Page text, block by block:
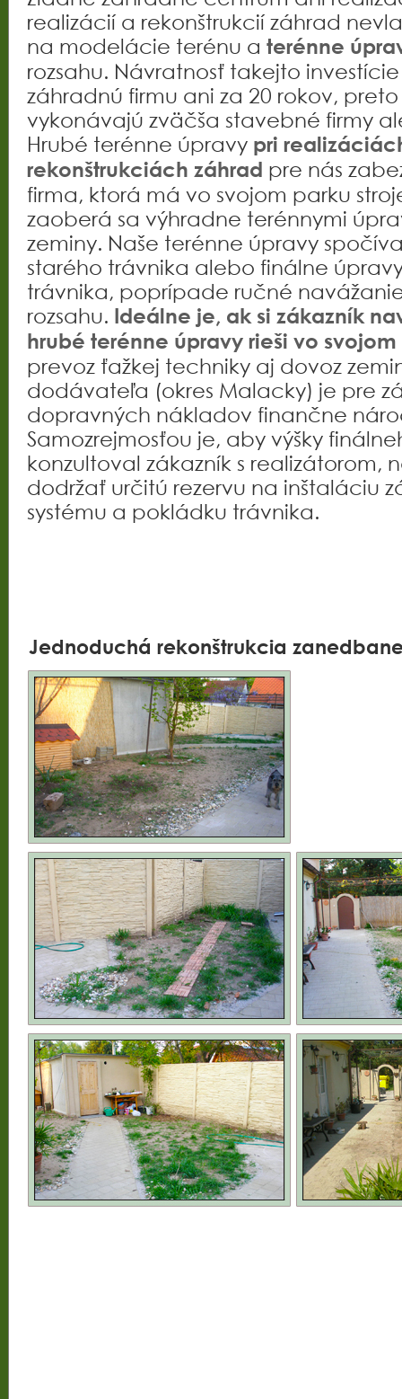
realizácií a rekonštrukcií záhrad
na modelácie terénu a terénne
rozsahu. Návratnosť takejto
záhradnú firmu ani za 20 rokov,
vykonávajú zväčša stavebné firmy
Hrubé terénne úpravy pri
rekonštrukciách záhrad pre nás
firma, ktorá má vo svojom parku
zaoberá sa výhradne terénnymi
zeminy. Naše terénne úpravy
starého trávnika alebo finálne
trávnika, poprípade ručné
rozsahu. Ideálne je, ak si zákazník
hrubé terénne úpravy rieši vo
prevoz ťažkej techniky aj dovoz
dodávateľa (okres Malacky) je pre
dopravných nákladov finančne
Samozrejmosťou je, aby výšky
konzultoval zákazník s realizátorom,
dodržať určitú rezervu na inštaláciu
systému a pokládku trávnika.
Jednoduchá rekonštrukcia